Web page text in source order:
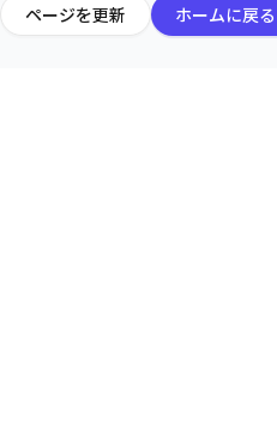
ページを更新 ホームに戻る